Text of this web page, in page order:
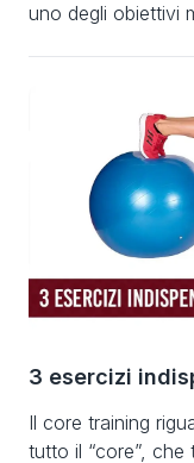
uno degli obiettivi
esplosivo
3 esercizi
Il core training
tutto il “core”, che